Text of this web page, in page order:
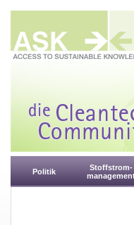
Politik
Stoffstrom-